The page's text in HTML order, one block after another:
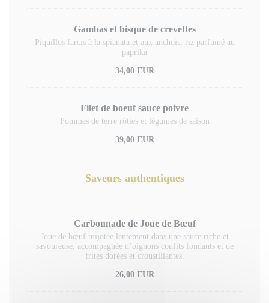
Gambas et bisque de crevettes
Piquillos farcis à la spianata et aux anchois, riz parfumé au
paprika
34,00 EUR
Filet de boeuf sauce poivre
Pommes de terre rôties et légumes de saison
39,00 EUR
Saveurs authentiques
Carbonnade de Joue de Bœuf
Joue de bœuf mijotée lentement dans une sauce riche et
savoureuse, accompagnée d’oignons confits fondants et de
frites dorées et croustillantes.
26,00 EUR